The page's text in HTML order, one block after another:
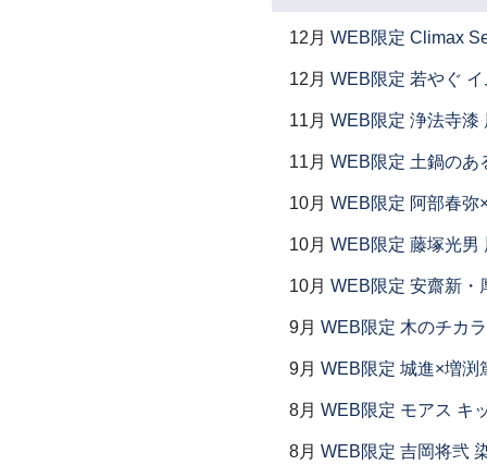
12月 WEB限定 Climax
12月 WEB限定 若やぐ
11月 WEB限定 浄法寺漆
11月 WEB限定 土鍋のあ
10月 WEB限定 阿部春弥
10月 WEB限定 藤塚光男
10月 WEB限定 安齋新・
9月 WEB限定 木のチカ
9月 WEB限定 城進×増渕
8月 WEB限定 モアス キ
8月 WEB限定 吉岡将弐